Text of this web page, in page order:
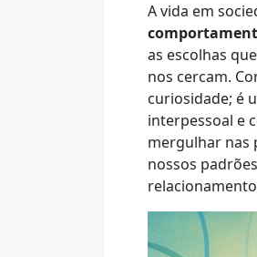
A vida em
as escolhas
nos cercam.
curiosidade; é
interpessoal e
mergulhar nas
nossos